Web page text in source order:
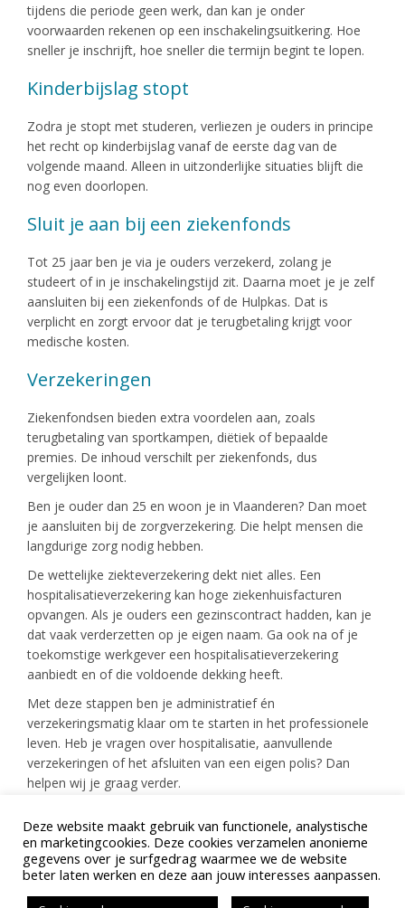
tijdens die periode geen werk, dan kan je onder
voorwaarden rekenen op een inschakelingsuitkering. Hoe
sneller je inschrijft, hoe sneller die termijn begint te lopen.
Kinderbijslag stopt
Zodra je stopt met studeren, verliezen je ouders in principe
het recht op kinderbijslag vanaf de eerste dag van de
volgende maand. Alleen in uitzonderlijke situaties blijft die
nog even doorlopen.
Sluit je aan bij een ziekenfonds
Tot 25 jaar ben je via je ouders verzekerd, zolang je
studeert of in je inschakelingstijd zit. Daarna moet je je zelf
aansluiten bij een ziekenfonds of de Hulpkas. Dat is
verplicht en zorgt ervoor dat je terugbetaling krijgt voor
medische kosten.
Verzekeringen
Ziekenfondsen bieden extra voordelen aan, zoals
terugbetaling van sportkampen, diëtiek of bepaalde
premies. De inhoud verschilt per ziekenfonds, dus
vergelijken loont.
Ben je ouder dan 25 en woon je in Vlaanderen? Dan moet
je aansluiten bij de zorgverzekering. Die helpt mensen die
langdurige zorg nodig hebben.
De wettelijke ziekteverzekering dekt niet alles. Een
hospitalisatieverzekering kan hoge ziekenhuisfacturen
opvangen. Als je ouders een gezinscontract hadden, kan je
dat vaak verderzetten op je eigen naam. Ga ook na of je
toekomstige werkgever een hospitalisatieverzekering
aanbiedt en of die voldoende dekking heeft.
Met deze stappen ben je administratief én
verzekeringsmatig klaar om te starten in het professionele
leven. Heb je vragen over hospitalisatie, aanvullende
verzekeringen of het afsluiten van een eigen polis? Dan
helpen wij je graag verder.
Terug naar overzicht
Deze website maakt gebruik van functionele, analystische
en marketingcookies. Deze cookies verzamelen anonieme
gegevens over je surfgedrag waarmee we de website
beter laten werken en deze aan jouw interesses aanpassen.